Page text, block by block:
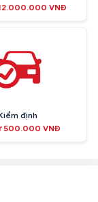
VNĐ
định
500.000 VNĐ